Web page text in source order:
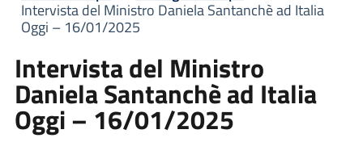
Intervista del Ministro Daniela Santanchè ad Italia
Oggi – 16/01/2025
Intervista del Ministro
Daniela Santanchè ad Italia
Oggi – 16/01/2025